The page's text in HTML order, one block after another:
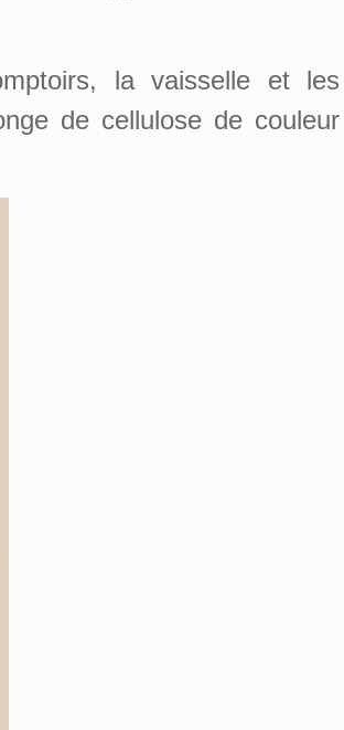
la vaisselle et les
de cellulose de couleur